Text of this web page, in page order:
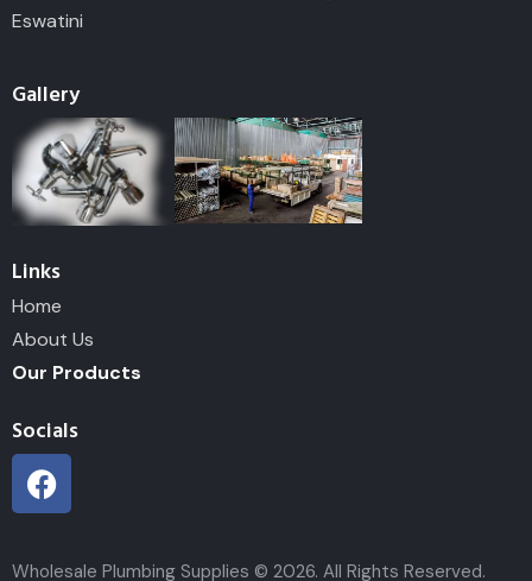
Eswatini
Gallery
Links
Home
About Us
Our Products
Socials
Wholesale Plumbing Supplies © 2026. All Rights Reserved.